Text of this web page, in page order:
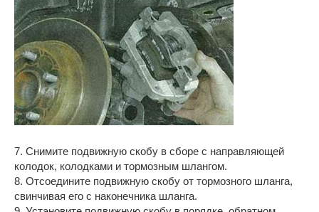
7. Снимите подвижную скобу в сборе с направляющей
колодок, колодками и тормозным шлангом.
8. Отсоедините подвижную скобу от тормозного шланга,
свинчивая его с наконечника шланга.